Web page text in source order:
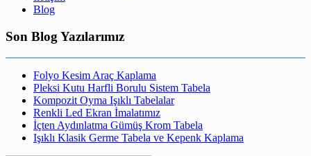
Blog
Son Blog Yazılarımız
Folyo Kesim Araç Kaplama
Pleksi Kutu Harfli Borulu Sistem Tabela
Kompozit Oyma Işıklı Tabelalar
Renkli Led Ekran İmalatımız
İçten Aydınlatma Gümüş Krom Tabela
Işıklı Klasik Germe Tabela ve Kepenk Kaplama